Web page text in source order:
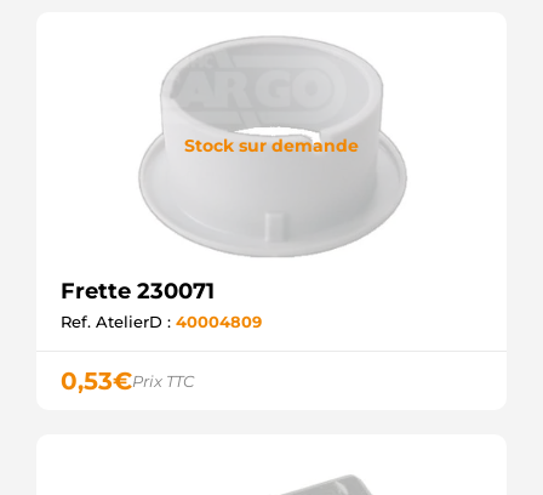
Stock sur demande
Frette 230071
Ref. AtelierD : 40004809
0,53€Prix TTC